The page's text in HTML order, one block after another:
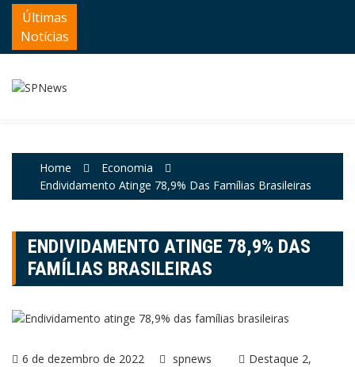
Skip
content
Últimas
Notícias
Home
Economia
Endividamento Atinge 78,9% Das Famílias Brasileiras
ENDIVIDAMENTO ATINGE 78,9% DAS
FAMÍLIAS BRASILEIRAS
6 de dezembro de 2022 spnews
Destaque 2